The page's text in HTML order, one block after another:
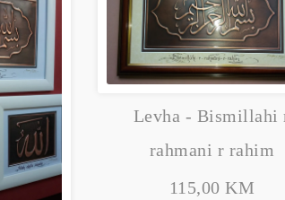
Levha - Bismillahi
rahmani r rahim
115,00 KM